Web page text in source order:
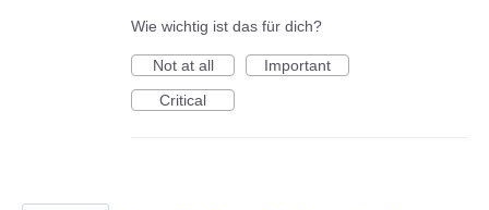
Wie wichtig ist das für dich?
Not at all
Important
Critical